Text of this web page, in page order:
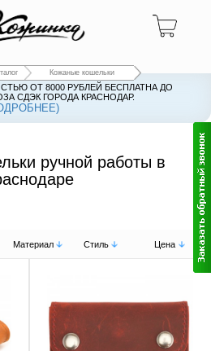
Кожаные кошельки
ОТ 8000 РУБЛЕЙ БЕСПЛАТНА ДО
СДЭК ГОРОДА КРАСНОДАР.
ручной работы в
Материал Стиль Цена